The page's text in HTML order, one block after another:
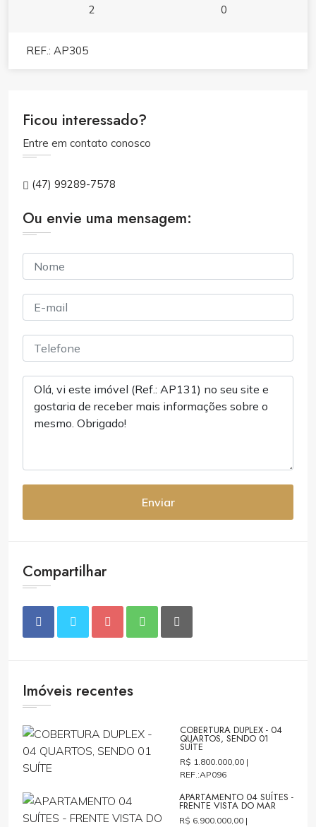
2 0
REF.: AP305
Ficou interessado?
Entre em contato conosco
(47) 99289-7578
Ou envie uma mensagem:
Enviar
Compartilhar
Imóveis recentes
COBERTURA DUPLEX - 04
QUARTOS, SENDO 01
SUÍTE
R$ 1.800.000,00 |
REF.:AP096
APARTAMENTO 04 SUÍTES -
FRENTE VISTA DO MAR
R$ 6.900.000,00 |